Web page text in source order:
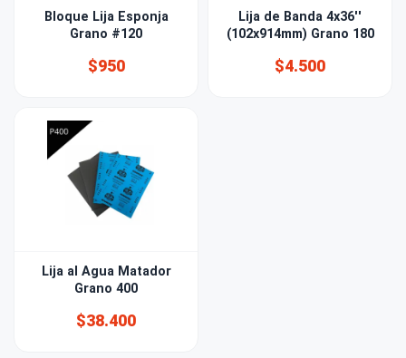
Bloque Lija Esponja
Grano #120
$950
Lija de Banda 4x36''
(102x914mm) Grano 180
$4.500
Lija al Agua Matador
Grano 400
$38.400